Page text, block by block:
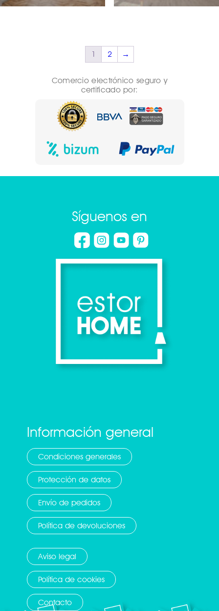
1 2 →
Comercio electrónico seguro y
certificado por:
Información general
Condiciones generales
Protección de datos
Envío de pedidos
Política de devoluciones
Aviso legal
Política de cookies
Contacto
Síguenos en